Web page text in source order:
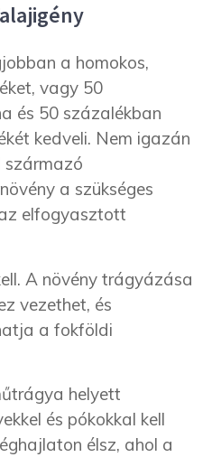
a homokos,
vagy 50
és 50 százalékban
kedveli. Nem igazán
a szükséges
elfogyasztott
A növény trágyázása
vezethet, és
a fokföldi
helyett
és pókokkal kell
élsz, ahol a